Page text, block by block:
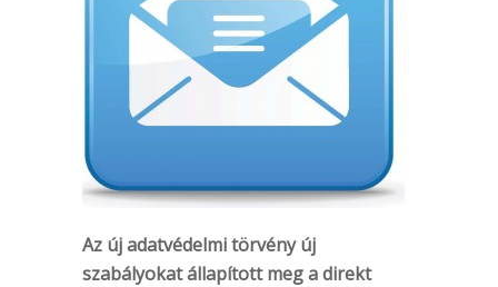
Az új adatvédelmi törvény új
szabályokat állapított meg a direkt